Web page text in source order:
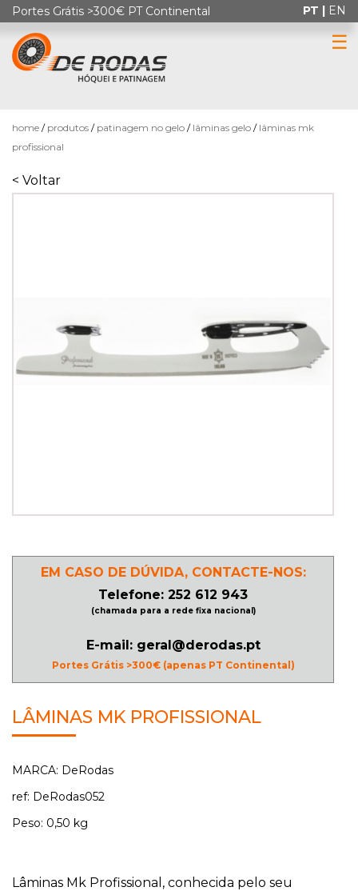
Portes Grátis >300€ PT Continental
PATINAGEM
LINHA
SKATES
☰
PT | EN
home produtos patinagem no gelo lâminas gelo
lâminas mk
profissional
< Voltar
EM CASO DE DÚVIDA, CONTACTE-NOS:
Telefone: 252 612 943
(chamada para a rede fixa nacional)
E-mail: geral@derodas.pt
Portes Grátis >300€ (apenas PT Continental)
LÂMINAS MK PROFISSIONAL
MARCA: DeRodas
ref: DeRodas052
Peso: 0,50 kg
Lâminas Mk Profissional, conhecida pelo seu